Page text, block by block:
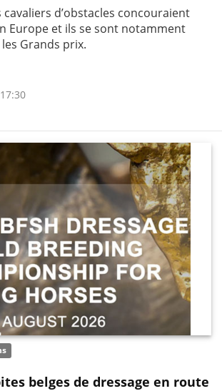
cavaliers d’obstacles concouraient
Europe et ils se sont notamment
Grands prix.
belges de dressage en route